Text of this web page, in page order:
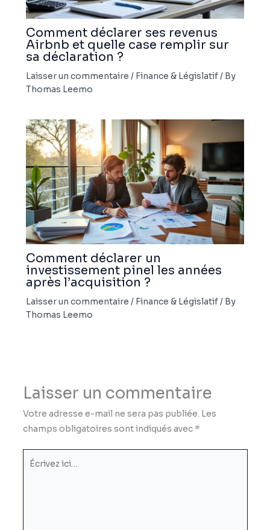
Comment déclarer ses revenus
Airbnb et quelle case remplir sur
sa déclaration ?
Laisser un commentaire / Finance & Législatif/ By
Thomas Leemo
Comment déclarer un
investissement pinel les années
après l’acquisition ?
Laisser un commentaire / Finance & Législatif/ By
Thomas Leemo
Laisser un commentaire
Votre adresse e-mail ne sera pas publiée. Les
champs obligatoires sont indiqués avec *
Écrivez